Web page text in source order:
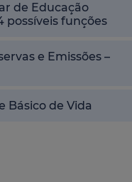
de Educação
possíveis funções
e Emissões –
Básico de Vida